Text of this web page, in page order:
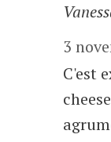
3
C'est